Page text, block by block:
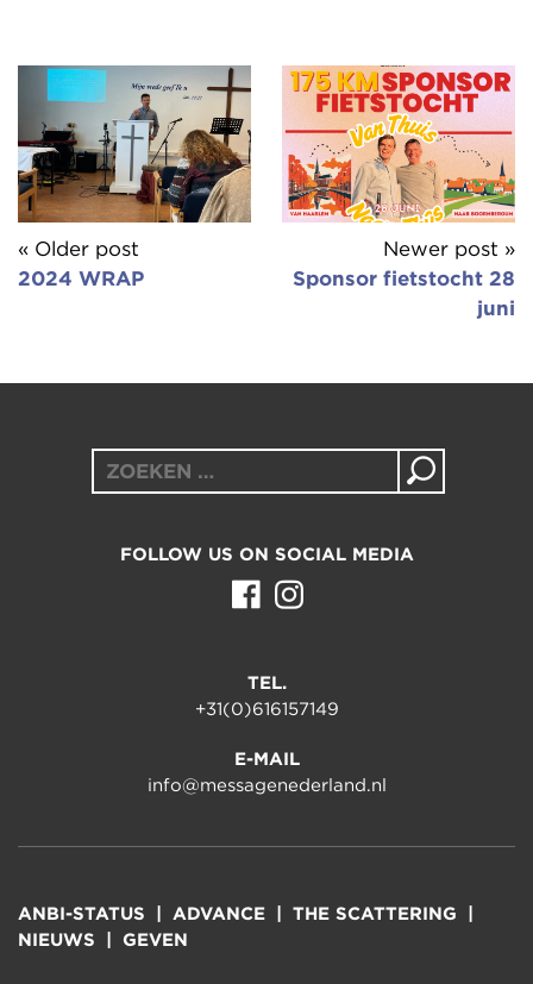
« Older post
2024 WRAP
Newer post »
Sponsor fietstocht 28
juni
Zoeken
naar:
FOLLOW US ON SOCIAL MEDIA
TEL.
+31(0)616157149
E-MAIL
info@messagenederland.nl
ANBI-STATUS ADVANCE
THE SCATTERING
NIEUWS
GEVEN